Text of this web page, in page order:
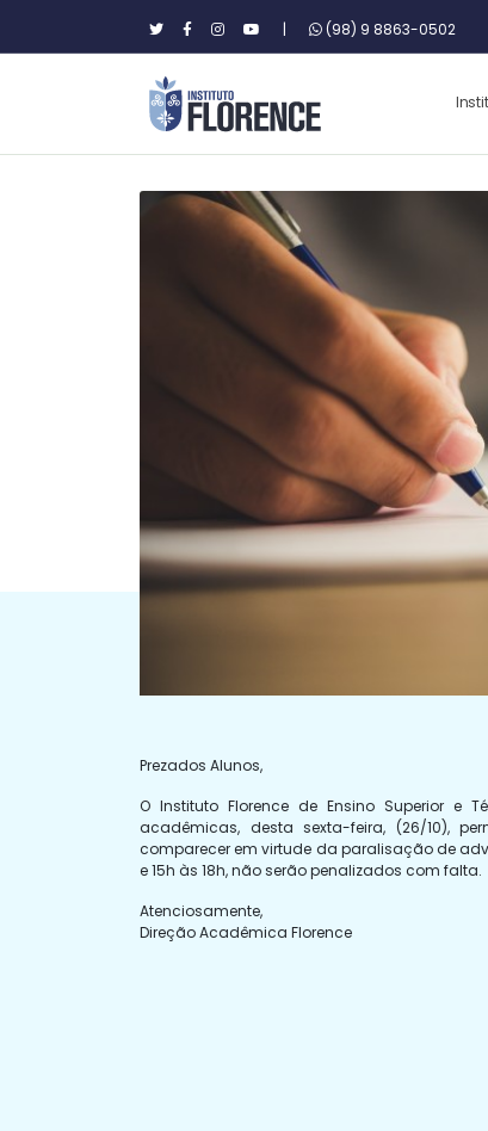
| (98) 9 8863-0502
Prezados Alunos,
O Instituto Florence de Ensino Superior e
acadêmicas, desta sexta-feira, (26/10),
comparecer em virtude da paralisação de
e 15h às 18h, não serão penalizados com falta.
Atenciosamente,
Direção Acadêmica Florence